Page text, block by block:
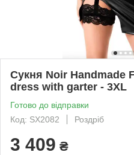
Сукня Noir Handmade
dress with garter - 3XL
Готово до відправки
Код: SX2082
Роздріб
3 409 ₴